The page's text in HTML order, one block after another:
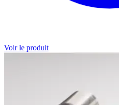
Voir le produit